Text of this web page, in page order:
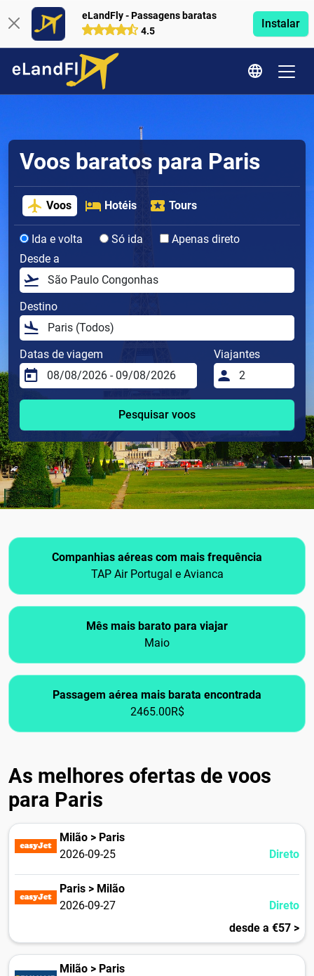
eLandFly - Passagens baratas
4.5
Instalar
Voos baratos para Paris
Voos Hotéis Tours
Ida e volta Só ida
Apenas direto
Desde a
Destino
Datas de viagem Viajantes
Pesquisar voos
Companhias aéreas com mais frequência
TAP Air Portugal e Avianca
Mês mais barato para viajar
Maio
Passagem aérea mais barata encontrada
2465.00R$
As melhores ofertas de voos
para Paris
Milão > Paris
2026-09-25
Direto
Paris > Milão
2026-09-27
Direto
desde a €57 >
Milão > Paris